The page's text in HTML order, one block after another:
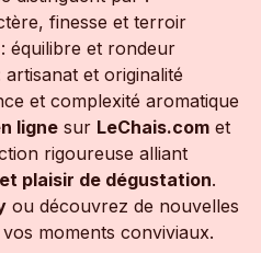
finesse et terroir
: équilibre et rondeur
et originalité
et complexité aromatique
ligne sur LeChais.com et
rigoureuse alliant
plaisir de dégustation.
ou découvrez de nouvelles
moments conviviaux.